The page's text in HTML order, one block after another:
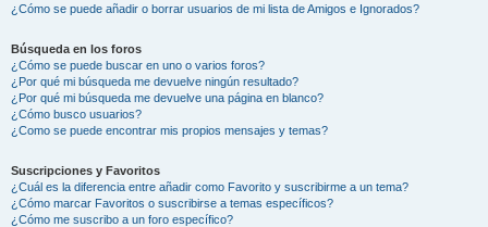
¿Cómo se puede añadir o borrar usuarios de mi lista de Amigos e Ignorados?
Búsqueda en los foros
¿Cómo se puede buscar en uno o varios foros?
¿Por qué mi búsqueda me devuelve ningún resultado?
¿Por qué mi búsqueda me devuelve una página en blanco?
¿Cómo busco usuarios?
¿Como se puede encontrar mis propios mensajes y temas?
Suscripciones y Favoritos
¿Cuál es la diferencia entre añadir como Favorito y suscribirme a un tema?
¿Cómo marcar Favoritos o suscribirse a temas específicos?
¿Cómo me suscribo a un foro específico?